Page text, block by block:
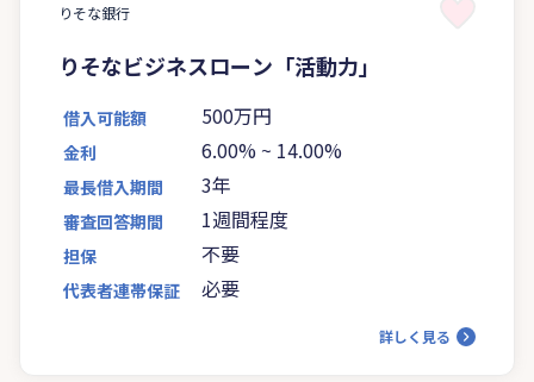
りそな銀行
りそなビジネスローン「活動力」
借入可能額 500万円
金利 6.00% ~ 14.00%
最長借入期間 3年
審査回答期間 1週間程度
担保 不要
代表者連帯保証 必要
詳しく見る